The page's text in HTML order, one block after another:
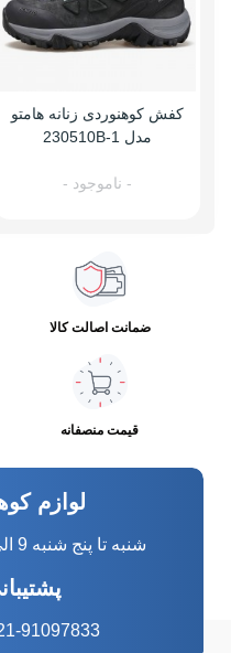
کفش کوهنوردی زنانه هامتو
مدل 230510B-1
- ناموجود -
ضمانت اصالت کالا
قیمت منصفانه
لوازم
شنبه تا پنج شنبه 9 الی 22 و جمعه ها 12 الی 20
| 0919-8057244